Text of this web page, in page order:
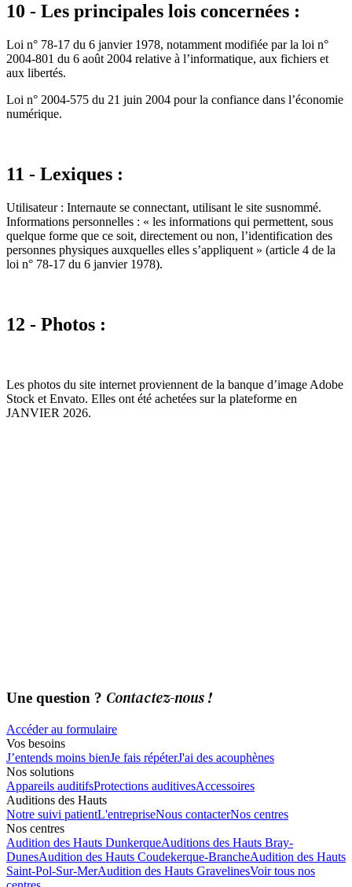
10 - Les principales lois concernées :
Loi n° 78-17 du 6 janvier 1978, notamment modifiée par la loi n°
2004-801 du 6 août 2004 relative à l’informatique, aux fichiers et
aux libertés.
Loi n° 2004-575 du 21 juin 2004 pour la confiance dans l’économie
numérique.
11 - Lexiques :
Utilisateur : Internaute se connectant, utilisant le site susnommé.
Informations personnelles : « les informations qui permettent, sous
quelque forme que ce soit, directement ou non, l’identification des
personnes physiques auxquelles elles s’appliquent » (article 4 de la
loi n° 78-17 du 6 janvier 1978).
12 - Photos :
Les photos du site internet proviennent de la banque d’image Adobe
Stock et Envato. Elles ont été achetées sur la plateforme en
JANVIER 2026.
Une question ? Contactez-nous !
Accéder au formulaire
Vos besoins
J’entends moins bienJe fais répéterJ'ai des acouphènes
Nos solutions
Appareils auditifsProtections auditivesAccessoires
Auditions des Hauts
Notre suivi patientL'entrepriseNous contacterNos centres
Nos centres
Audition des Hauts DunkerqueAuditions des Hauts Bray-
DunesAudition des Hauts Coudekerque-BrancheAudition des Hauts
Saint-Pol-Sur-MerAudition des Hauts GravelinesVoir tous nos